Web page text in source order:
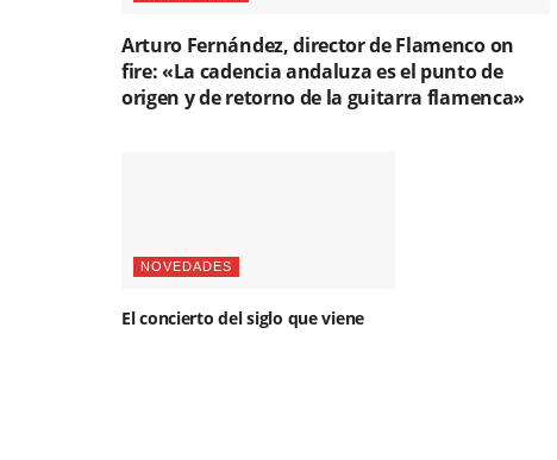
Arturo Fernández, director de Flamenco on
fire: «La cadencia andaluza es el punto de
origen y de retorno de la guitarra flamenca»
NOVEDADES
El concierto del siglo que viene